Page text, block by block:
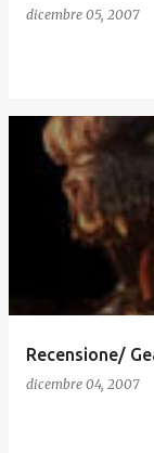
dicembre 05, 2007
Recensione/
dicembre 04, 2007